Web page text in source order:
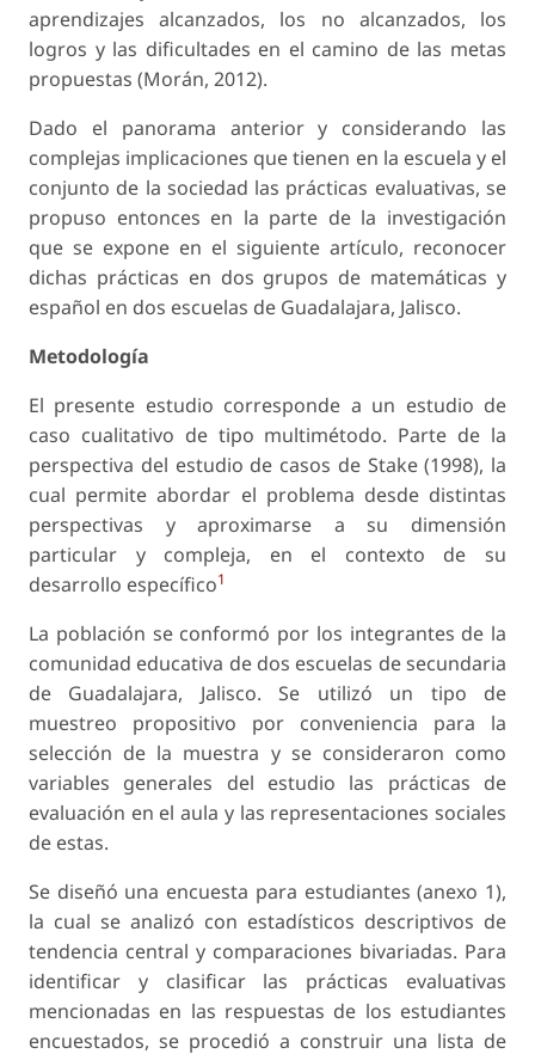
aprendizajes alcanzados, los no alcanzados, los
logros y las dificultades en el camino de las metas
propuestas (Morán, 2012).
Dado el panorama anterior y considerando las
complejas implicaciones que tienen en la escuela y el
conjunto de la sociedad las prácticas evaluativas, se
propuso entonces en la parte de la investigación
que se expone en el siguiente artículo, reconocer
dichas prácticas en dos grupos de matemáticas y
español en dos escuelas de Guadalajara, Jalisco.
Metodología
El presente estudio corresponde a un estudio de
caso cualitativo de tipo multimétodo. Parte de la
perspectiva del estudio de casos de Stake (1998), la
cual permite abordar el problema desde distintas
perspectivas y aproximarse a su dimensión
particular y compleja, en el contexto de su
desarrollo específico1
La población se conformó por los integrantes de la
comunidad educativa de dos escuelas de secundaria
de Guadalajara, Jalisco. Se utilizó un tipo de
muestreo propositivo por conveniencia para la
selección de la muestra y se consideraron como
variables generales del estudio las prácticas de
evaluación en el aula y las representaciones sociales
de estas.
Se diseñó una encuesta para estudiantes (anexo 1),
la cual se analizó con estadísticos descriptivos de
tendencia central y comparaciones bivariadas. Para
identificar y clasificar las prácticas evaluativas
mencionadas en las respuestas de los estudiantes
encuestados, se procedió a construir una lista de